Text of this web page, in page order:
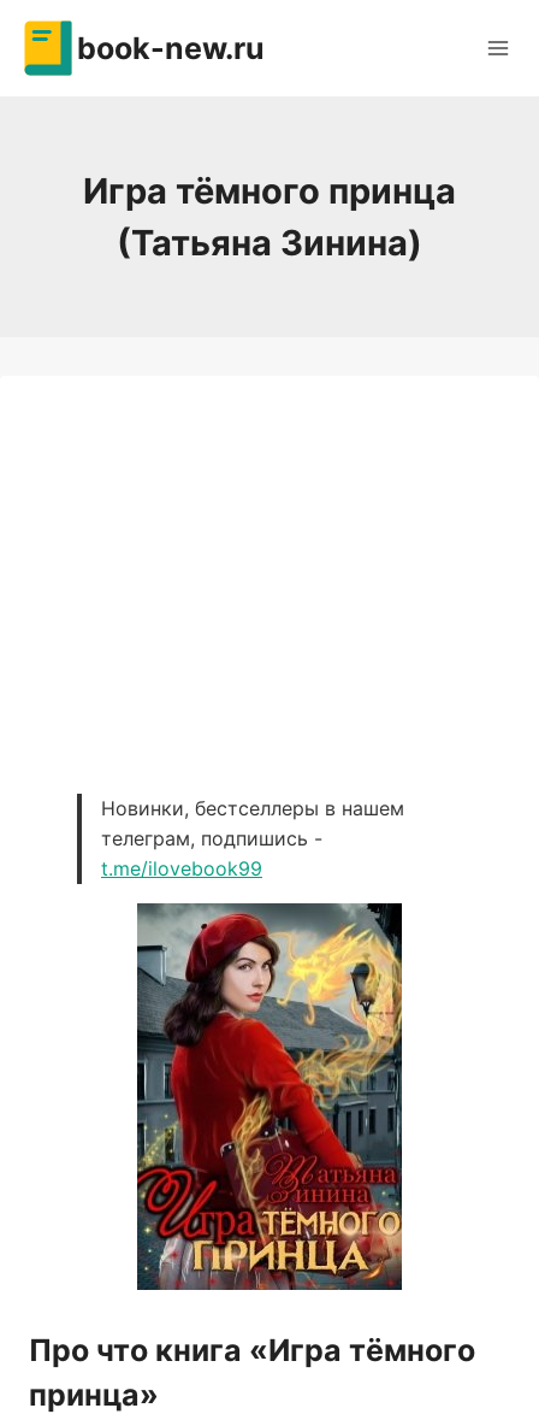
Перейти
содержимому
book-new.ru
Игра тёмного принца
(Татьяна Зинина)
Новинки, бестселлеры в нашем
телеграм, подпишись -
t.me/ilovebook99
Про что книга «Игра тёмного
принца»